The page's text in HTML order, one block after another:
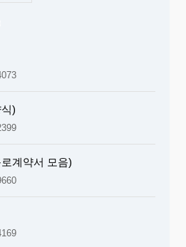
)
계약서 모음)